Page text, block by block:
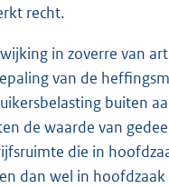
recht.
in zoverre van
van de
buiten
de waarde van
die in
dan wel in